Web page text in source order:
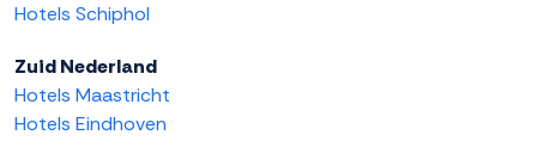
Hotels Schiphol
Zuid Nederland
Hotels Maastricht
Hotels Eindhoven